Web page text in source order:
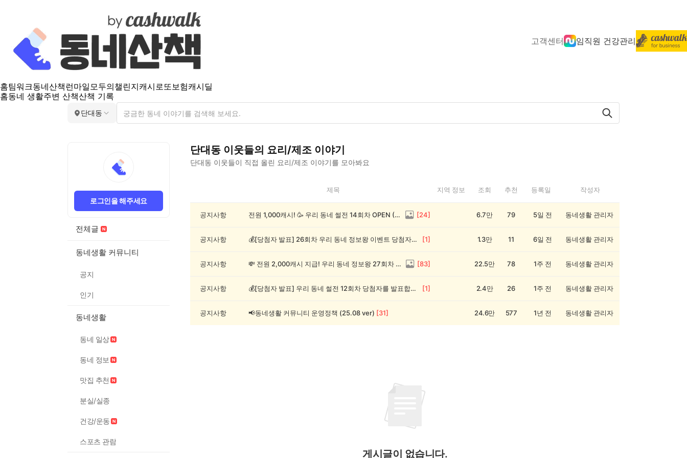
고객센터 임직원 건강관리
홈팀워크동네산책 런마일모두의챌린지캐시로또보험캐시딜
홈동네 생활주변 산책산책 기록
단대동
로그인을 해주세요
전체글
동네생활 커뮤니티
공지
인기
동네생활
동네 일상
동네 정보
맛집 추천
분실/실종
건강/운동
스포츠 관람
단대동 이웃들의 요리/제조 이야기
단대동 이웃들이 직접 올린 요리/제조 이야기를 모아봐요
동
제목 지역 정보 조회 추천 등록일 작성자
공지사항 전원 1,000캐시! 🥳 우리 동네 썰전 14회차 OPEN (~8/17) [24] 6.7만 79 5일 전 동네생활 관리자
공지사항 💰[당첨자 발표] 26회차 우리 동네 정보왕 이벤트 당첨자를 발표합니다! [1] 1.3만 11 6일 전 동네생활 관리자
공지사항 💸 전원 2,000캐시 지급! 우리 동네 정보왕 27회차 (~8/10) [83] 22.5만 78 1주 전 동네생활 관리자
공지사항 💰[당첨자 발표] 우리 동네 썰전 12회차 당첨자를 발표합니다! [1] 2.4만 26 1주 전 동네생활 관리자
공지사항 📢동네생활 커뮤니티 운영정책 (25.08 ver) [31] 24.6만 577 1년 전 동네생활 관리자
게시글이 없습니다.